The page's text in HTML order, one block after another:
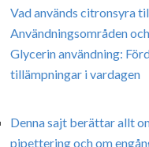
Vad används citronsyra
Användningsområden
Glycerin användning:
tillämpningar i vardagen
Denna sajt berättar allt
pipettering och om